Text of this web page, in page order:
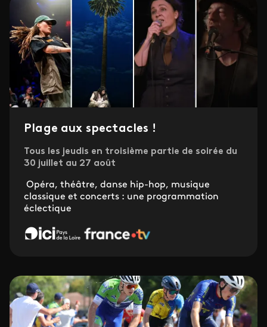
Plage aux spectacles !
Tous les jeudis en troisième partie de soirée du
30 juillet au 27 août
Opéra, théâtre, danse hip-hop, musique
classique et concerts : une programmation
éclectique